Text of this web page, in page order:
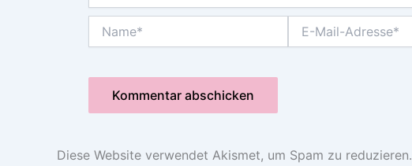
Mail-
Diese Website verwendet Akismet, um Spam zu reduzieren.